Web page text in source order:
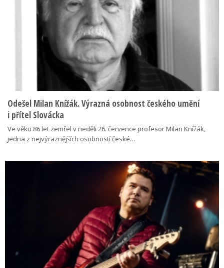
Odešel Milan Knížák. Výrazná osobnost českého umění
i přítel Slovácka
Ve věku 86 let zemřel v neděli 26. července profesor Milan Knížák,
jedna z nejvýraznějších osobností české…